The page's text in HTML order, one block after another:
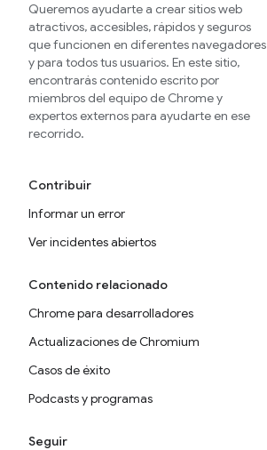
Queremos ayudarte a crear sitios web
atractivos, accesibles, rápidos y seguros
que funcionen en diferentes navegadores
y para todos tus usuarios. En este sitio,
encontrarás contenido escrito por
miembros del equipo de Chrome y
expertos externos para ayudarte en ese
recorrido.
Contribuir
Informar un error
Ver incidentes abiertos
Contenido relacionado
Chrome para desarrolladores
Actualizaciones de Chromium
Casos de éxito
Podcasts y programas
Seguir